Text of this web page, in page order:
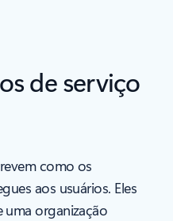
de serviço
como os
aos usuários. Eles
organização